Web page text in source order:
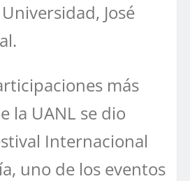
José
más
la UANL se dio
Internacional
uno de los eventos